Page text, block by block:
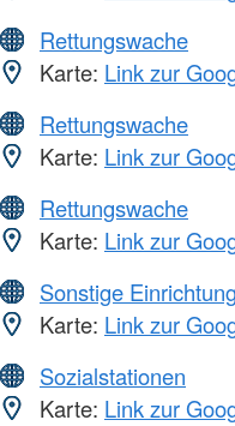
Rettungswache
Karte: Link zur
Rettungswache
Karte: Link zur
Rettungswache
Karte: Link zur
Sonstige
Karte: Link zur
Sozialstationen
Karte: Link zur